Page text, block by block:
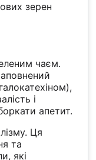
зерен
чаєм.
і
апетит.
Ця
та
які